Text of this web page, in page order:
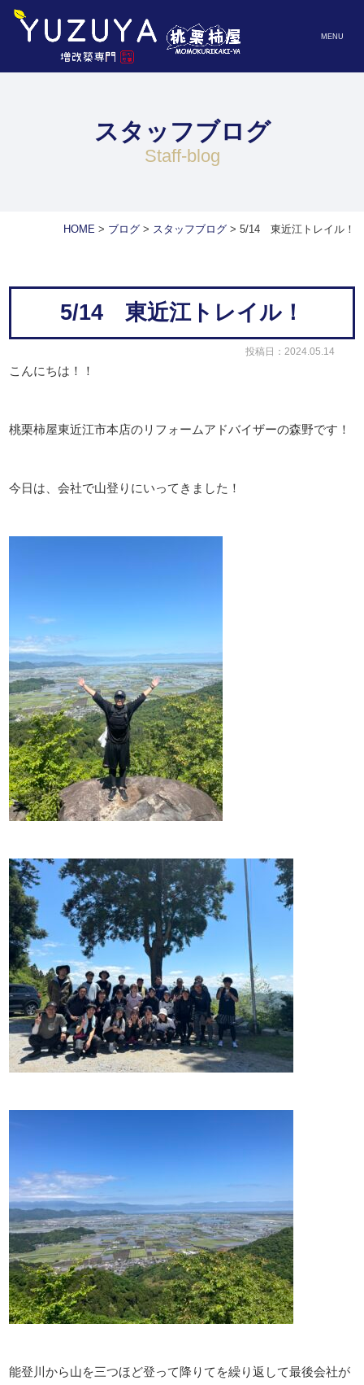
MENU
スタッフブログ
staff-blog
HOME> ブログ> スタッフブログ> 5/14 東近江トレイル！
5/14 東近江トレイル！
投稿日：2024.05.14
こんにちは！！
桃栗柿屋東近江市本店のリフォームアドバイザーの森野です！
今日は、会社で山登りにいってきました！
能登川から山を三つほど登って降りてを繰り返して最後会社が